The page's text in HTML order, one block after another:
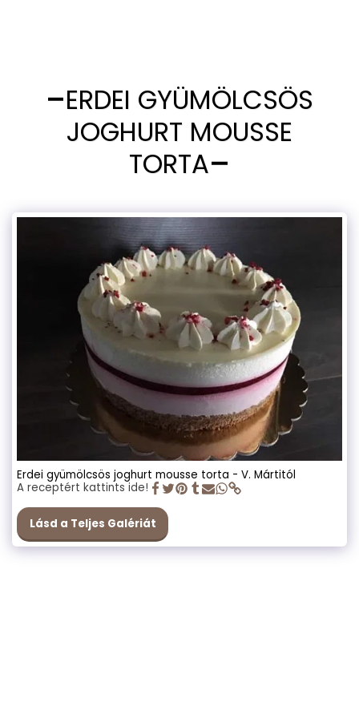
ERDEI GYÜMÖLCSÖS
JOGHURT MOUSSE
TORTA
Erdei gyümölcsös joghurt mousse torta - V. Mártitól
A receptért kattints ide!
Lásd a Teljes Galériát